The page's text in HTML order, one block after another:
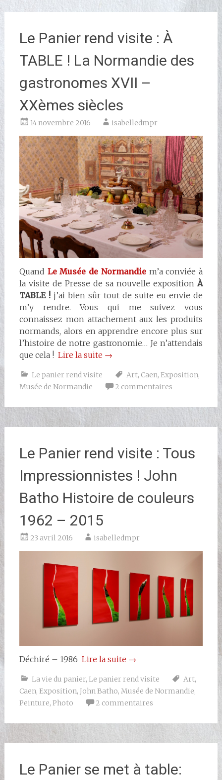
Le Panier rend visite : À
TABLE ! La Normandie des
gastronomes XVII –
XXèmes siècles
14 novembre 2016 isabelledmpr
Quand Le Musée de Normandiem’a conviée à
la visite de Presse de sa nouvelle expositionÀ
TABLE !j’ai bien sûr tout de suite eu envie de
m’y rendre. Vous qui me suivez vous
connaissez mon attachement aux les produits
normands, alors en apprendre encore plus sur
l’histoire de notre gastronomie… Je n’attendais
que cela ! Lire la suite →
Le panier rend visite Art, Caen, Exposition,
Musée de Normandie
2 commentaires
Le Panier rend visite : Tous
Impressionnistes ! John
Batho Histoire de couleurs
1962 – 2015
23 avril 2016 isabelledmpr
Déchiré – 1986 Lire la suite →
La vie du panier, Le panier rend visite Art,
Caen, Exposition, John Batho, Musée de Normandie,
Peinture, Photo 2 commentaires
Le Panier se met à table: